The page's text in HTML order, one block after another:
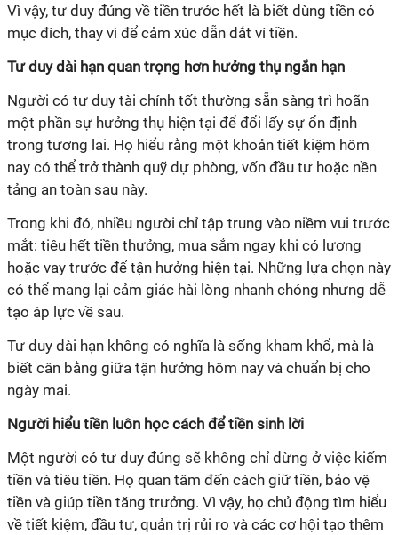
Vì vậy, tư duy đúng về tiền trước hết là biết dùng tiền có
mục đích, thay vì để cảm xúc dẫn dắt ví tiền.
Tư duy dài hạn quan trọng hơn hưởng thụ ngắn hạn
Người có tư duy tài chính tốt thường sẵn sàng trì hoãn
một phần sự hưởng thụ hiện tại để đổi lấy sự ổn định
trong tương lai. Họ hiểu rằng một khoản tiết kiệm hôm
nay có thể trở thành quỹ dự phòng, vốn đầu tư hoặc nền
tảng an toàn sau này.
Trong khi đó, nhiều người chỉ tập trung vào niềm vui trước
mắt: tiêu hết tiền thưởng, mua sắm ngay khi có lương
hoặc vay trước để tận hưởng hiện tại. Những lựa chọn này
có thể mang lại cảm giác hài lòng nhanh chóng nhưng dễ
tạo áp lực về sau.
Tư duy dài hạn không có nghĩa là sống kham khổ, mà là
biết cân bằng giữa tận hưởng hôm nay và chuẩn bị cho
ngày mai.
Người hiểu tiền luôn học cách để tiền sinh lời
Một người có tư duy đúng sẽ không chỉ dừng ở việc kiếm
tiền và tiêu tiền. Họ quan tâm đến cách giữ tiền, bảo vệ
tiền và giúp tiền tăng trưởng. Vì vậy, họ chủ động tìm hiểu
về tiết kiệm, đầu tư, quản trị rủi ro và các cơ hội tạo thêm